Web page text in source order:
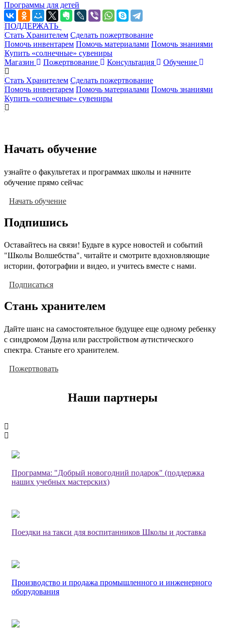
Программы для детей
ПОДДЕРЖАТЬ
Стать Хранителем Сделать пожертвование
Помочь инвентарем Помочь материалами Помочь знаниями
Купить «солнечные» сувениры
Магазин
Пожертвование Консультация Обучение
Стать Хранителем Сделать пожертвование
Помочь инвентарем Помочь материалами Помочь знаниями
Купить «солнечные» сувениры
Начать обучение
узнайте о факультетах и программах школы и начните
обучение прямо сейчас
Начать обучение
Подпишись
Оставайтесь на связи! Будьте в курсе новостей и событий
"Школы Волшебства", читайте и смотрите вдохновляющие
истории, фотографии и видео, и учитесь вместе с нами.
Подписаться
Стань хранителем
Дайте шанс на самостоятельное будущее еще одному ребенку
с синдромом Дауна или расстройством аутистического
спектра. Станьте его хранителем.
Пожертвовать
Наши партнеры
Программа: "Добрый новогодний подарок" (поддержка
наших учебных мастерских)
Поездки на такси для воспитанников Школы и доставка
Производство и продажа промышленного и инженерного
оборудования